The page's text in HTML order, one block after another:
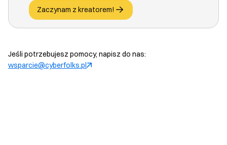
Zaczynam z kreatorem!
Jeśli potrzebujesz pomocy, napisz do nas:
wsparcie@cyberfolks.pl